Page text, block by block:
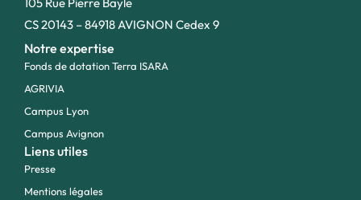
CS 20143 – 84918 AVIGNON Cedex 9
Notre expertise
Fonds de dotation Terra ISARA
AGRIVIA
Campus Lyon
Campus Avignon
Liens utiles
Presse
Mentions légales